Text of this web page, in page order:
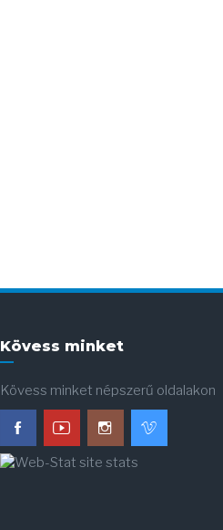
Kövess minket
Kövess minket népszerű oldalakon